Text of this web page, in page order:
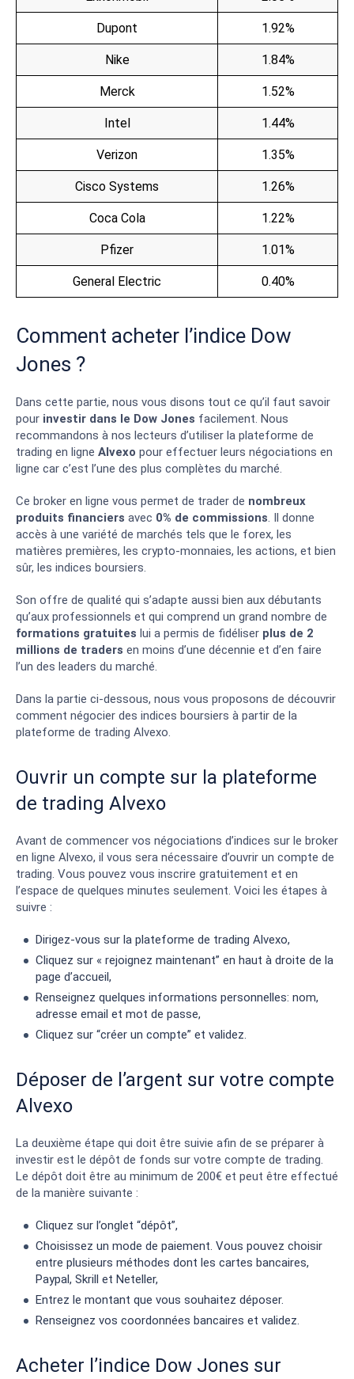
Dupont 1.92%
Nike 1.84%
Merck 1.52%
Intel 1.44%
Verizon 1.35%
Cisco Systems 1.26%
Coca Cola 1.22%
Pfizer 1.01%
General Electric 0.40%
Comment acheter l’indice Dow
Jones ?
Dans cette partie, nous vous disons tout ce qu’il faut savoir
pour investir dans le Dow Jones facilement. Nous
recommandons à nos lecteurs d’utiliser la plateforme de
trading en ligne Alvexo pour effectuer leurs négociations en
ligne car c’est l’une des plus complètes du marché.
Ce broker en ligne vous permet de trader de nombreux
produits financiers avec 0% de commissions. Il donne
accès à une variété de marchés tels que le forex, les
matières premières, les crypto-monnaies, les actions, et bien
sûr, les indices boursiers.
Son offre de qualité qui s’adapte aussi bien aux débutants
qu’aux professionnels et qui comprend un grand nombre de
formations gratuites lui a permis de fidéliser plus de 2
millions de traders en moins d’une décennie et d’en faire
l’un des leaders du marché.
Dans la partie ci-dessous, nous vous proposons de découvrir
comment négocier des indices boursiers à partir de la
plateforme de trading Alvexo.
Ouvrir un compte sur la plateforme
de trading Alvexo
Avant de commencer vos négociations d’indices sur le broker
en ligne Alvexo, il vous sera nécessaire d’ouvrir un compte de
trading. Vous pouvez vous inscrire gratuitement et en
l’espace de quelques minutes seulement. Voici les étapes à
suivre :
Dirigez-vous sur la plateforme de trading Alvexo,
Cliquez sur « rejoignez maintenant” en haut à droite de la
page d’accueil,
Renseignez quelques informations personnelles: nom,
adresse email et mot de passe,
Cliquez sur “créer un compte” et validez.
Déposer de l’argent sur votre compte
Alvexo
La deuxième étape qui doit être suivie afin de se préparer à
investir est le dépôt de fonds sur votre compte de trading.
Le dépôt doit être au minimum de 200€ et peut être effectué
de la manière suivante :
Cliquez sur l’onglet “dépôt”,
Choisissez un mode de paiement. Vous pouvez choisir
entre plusieurs méthodes dont les cartes bancaires,
Paypal, Skrill et Neteller,
Entrez le montant que vous souhaitez déposer.
Renseignez vos coordonnées bancaires et validez.
Acheter l’indice Dow Jones sur